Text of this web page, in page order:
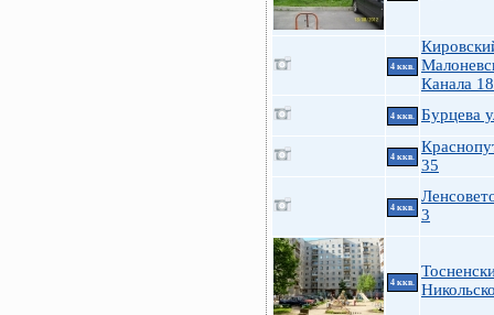
4 ккв.
Канала 18
4 ккв. Бурцева
4 ккв.
35
4 ккв.
3
4 ккв.